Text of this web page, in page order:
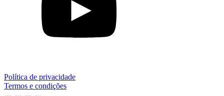
Política de privacidade
Termos e condições